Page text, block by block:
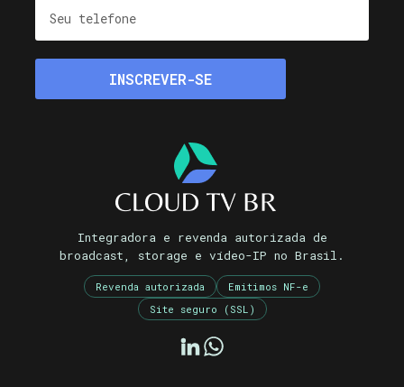
Integradora e revenda autorizada de
broadcast, storage e vídeo-IP no Brasil.
Revenda autorizada
Emitimos NF-e
Site seguro (SSL)